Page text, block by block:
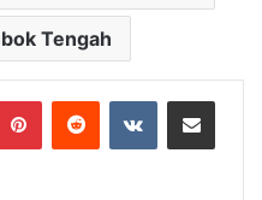
Tengah
PinterestReddit VKontakteBagikan Lewat Email